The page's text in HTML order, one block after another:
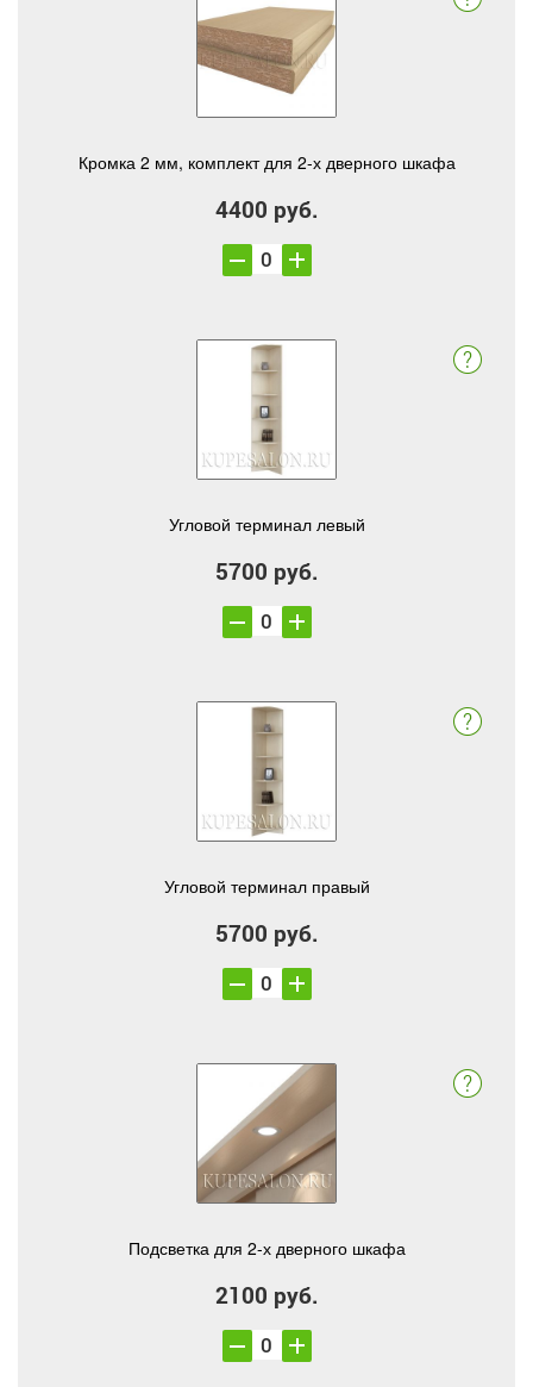
Кромка 2 мм, комплект для 2-х дверного шкафа
4400 руб.
Угловой терминал левый
5700 руб.
Угловой терминал правый
5700 руб.
Подсветка для 2-х дверного шкафа
2100 руб.